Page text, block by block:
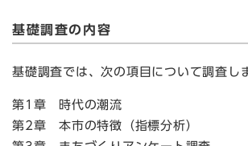
基礎調査の内容
基礎調査では、次の項目について調査し
第1章 時代の潮流
第2章 本市の特徴（指標分析）